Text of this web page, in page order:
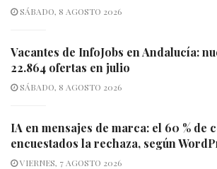
SÁBADO, 8 AGOSTO 2026
Vacantes de InfoJobs en Andalucía:
22.864 ofertas en julio
SÁBADO, 8 AGOSTO 2026
IA en mensajes de marca: el 60 % de
encuestados la rechaza, según
VIERNES, 7 AGOSTO 2026